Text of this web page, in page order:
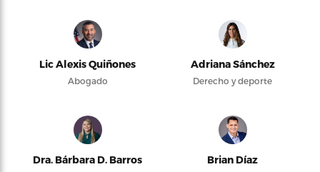
Lic Alexis Quiñones
Abogado
Adriana Sánchez
Derecho y deporte
Dra. Bárbara D. Barros Brian Díaz